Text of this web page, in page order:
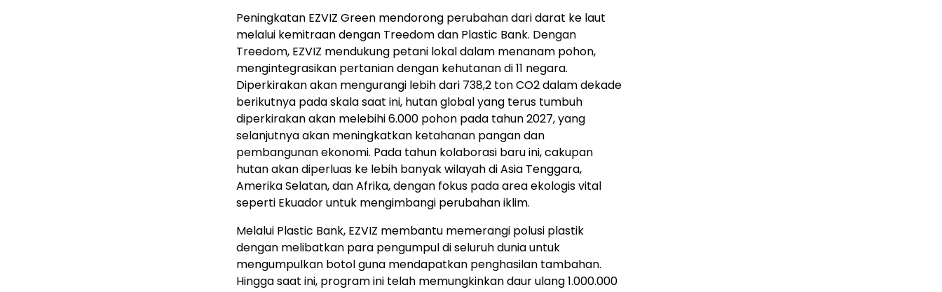
Peningkatan EZVIZ Green mendorong perubahan dari darat ke laut
melalui kemitraan dengan Treedom dan Plastic Bank. Dengan
Treedom, EZVIZ mendukung petani lokal dalam menanam pohon,
mengintegrasikan pertanian dengan kehutanan di 11 negara.
Diperkirakan akan mengurangi lebih dari 738,2 ton CO2dalam dekade
berikutnya pada skala saat ini, hutan global yang terus tumbuh
diperkirakan akan melebihi 6.000 pohon pada tahun 2027, yang
selanjutnya akan meningkatkan ketahanan pangan dan
pembangunan ekonomi. Pada tahun kolaborasi baru ini, cakupan
hutan akan diperluas ke lebih banyak wilayah di Asia Tenggara,
Amerika Selatan, dan Afrika, dengan fokus pada area ekologis vital
seperti Ekuador untuk mengimbangi perubahan iklim.
Melalui Plastic Bank, EZVIZ membantu memerangi polusi plastik
dengan melibatkan para pengumpul di seluruh dunia untuk
mengumpulkan botol guna mendapatkan penghasilan tambahan.
Hingga saat ini, program ini telah memungkinkan daur ulang 1.000.000